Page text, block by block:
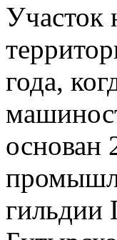
Участок
года,
основан
гильдии